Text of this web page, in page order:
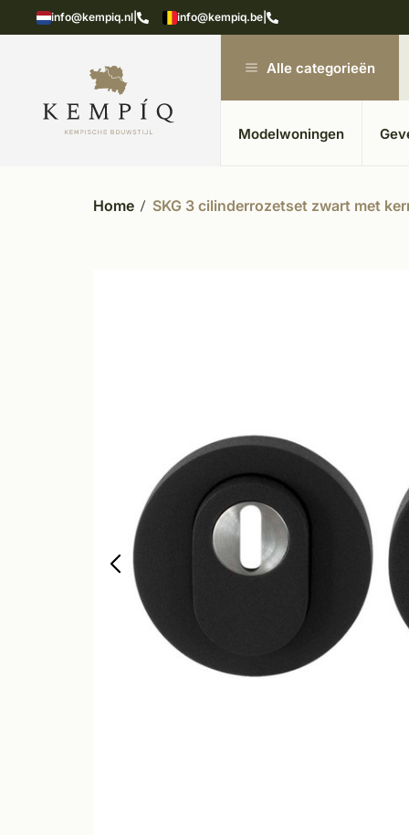
info@kempiq.nl info@kempiq.be
in Kesteren Unieke materialen in
Alle categorieën
Modelwoningen
Home SKG 3 cilinderrozetset zwart met